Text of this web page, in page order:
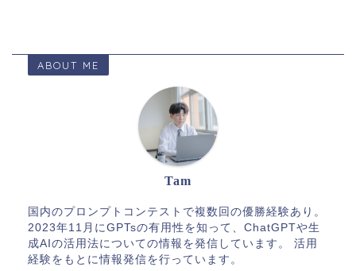
ABOUT ME
Tam
国内のプロンプトコンテストで複数回の優勝経験あり。
2023年11月にGPTsの有用性を知って、ChatGPTや生
成AIの活用法についての情報を発信しています。 活用
経験をもとに情報発信を行っています。